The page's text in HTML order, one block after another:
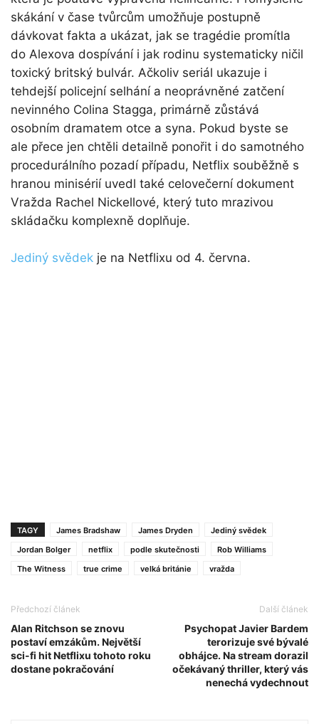
skákání v čase tvůrcům umožňuje postupně
dávkovat fakta a ukázat, jak se tragédie promítla
do Alexova dospívání i jak rodinu systematicky ničil
toxický britský bulvár. Ačkoliv seriál ukazuje i
tehdejší policejní selhání a neoprávněné zatčení
nevinného Colina Stagga, primárně zůstává
osobním dramatem otce a syna. Pokud byste se
ale přece jen chtěli detailně ponořit i do samotného
procedurálního pozadí případu, Netflix souběžně s
hranou minisérií uvedl také celovečerní dokument
Vražda Rachel Nickellové, který tuto mrazivou
skládačku komplexně doplňuje.
Jediný svědek je na Netflixu od 4. června.
TAGY James Bradshaw James Dryden
Jediný svědek
Jordan Bolger
netflix podle skutečnosti
Rob Williams
The Witness
true crime velká británie vražda
Předchozí článek
Alan Ritchson se znovu
postaví emzákům. Největší
sci-fi hit Netflixu tohoto roku
dostane pokračování
Další článek
Psychopat Javier Bardem
terorizuje své bývalé
obhájce. Na stream dorazil
očekávaný thriller, který vás
nenechá vydechnout